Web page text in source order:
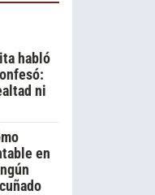
habló
ni
en